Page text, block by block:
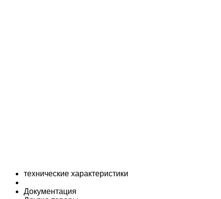
технические характеристики
Документация